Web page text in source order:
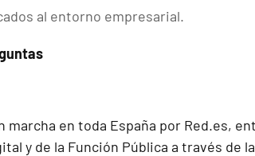
al entorno empresarial.
marcha en toda España por Red.es,
y de la Función Pública a través de